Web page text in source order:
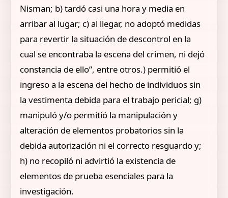
Nisman; b) tardó casi una hora y media en
arribar al lugar; c) al llegar, no adoptó medidas
para revertir la situación de descontrol en la
cual se encontraba la escena del crimen, ni dejó
constancia de ello”, entre otros.) permitió el
ingreso a la escena del hecho de individuos sin
la vestimenta debida para el trabajo pericial; g)
manipuló y/o permitió la manipulación y
alteración de elementos probatorios sin la
debida autorización ni el correcto resguardo y;
h) no recopiló ni advirtió la existencia de
elementos de prueba esenciales para la
investigación.